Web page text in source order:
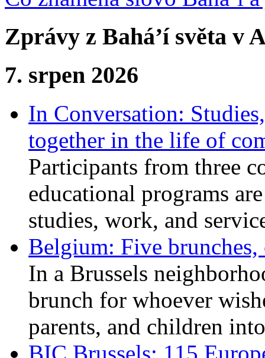
Zprávy z Bahá’í světa v
7. srpen 2026
In Conversation:
together in the life of
Participants from three
educational programs
studies, work, and
Belgium: Five
In a Brussels
brunch for whoever
parents, and children